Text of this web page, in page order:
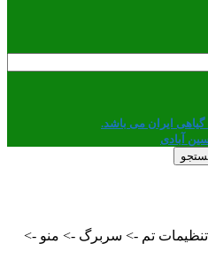
ایران می باشد.
آبادی
تم -> سربرگ -> منو ->